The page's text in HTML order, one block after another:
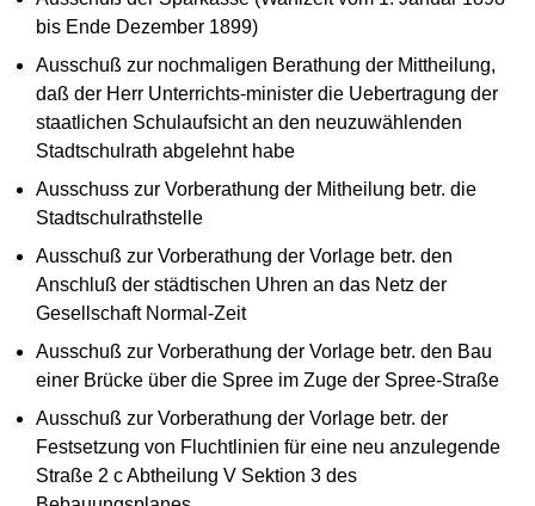
bis Ende Dezember 1899)
Ausschuß zur nochmaligen Berathung der Mittheilung,
daß der Herr Unterrichts-minister die Uebertragung der
staatlichen Schulaufsicht an den neuzuwählenden
Stadtschulrath abgelehnt habe
Ausschuss zur Vorberathung der Mitheilung betr. die
Stadtschulrathstelle
Ausschuß zur Vorberathung der Vorlage betr. den
Anschluß der städtischen Uhren an das Netz der
Gesellschaft Normal-Zeit
Ausschuß zur Vorberathung der Vorlage betr. den Bau
einer Brücke über die Spree im Zuge der Spree-Straße
Ausschuß zur Vorberathung der Vorlage betr. der
Festsetzung von Fluchtlinien für eine neu anzulegende
Straße 2 c Abtheilung V Sektion 3 des